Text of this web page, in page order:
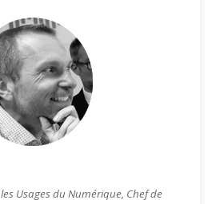
Usages du Numérique, Chef de